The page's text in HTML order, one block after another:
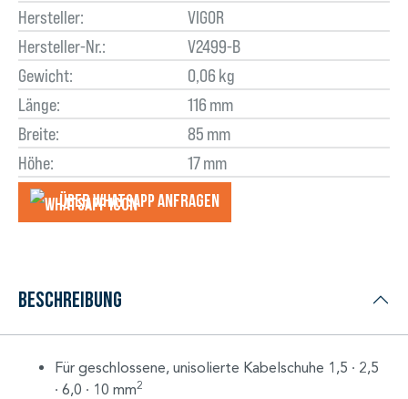
Hersteller:
VIGOR
Hersteller-Nr.:
V2499-B
Gewicht:
0,06 kg
Länge:
116 mm
Breite:
85 mm
Höhe:
17 mm
Über WhatsApp anfragеn
Beschreibung
Für geschlossene, unisolierte Kabelschuhe 1,5 ∙ 2,5
∙ 6,0 ∙ 10 mm2